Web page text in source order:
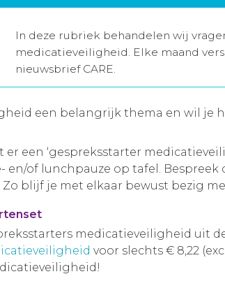
In deze rubriek behandelen wij
medicatieveiligheid. Elke maand
nieuwsbrief CARE.
een belangrijk thema en wil je
er een ‘gespreksstarter
en/of lunchpauze op tafel. Bespreek
blijf je met elkaar bewust bezig
medicatieveiligheid uit
voor slechts € 8,22